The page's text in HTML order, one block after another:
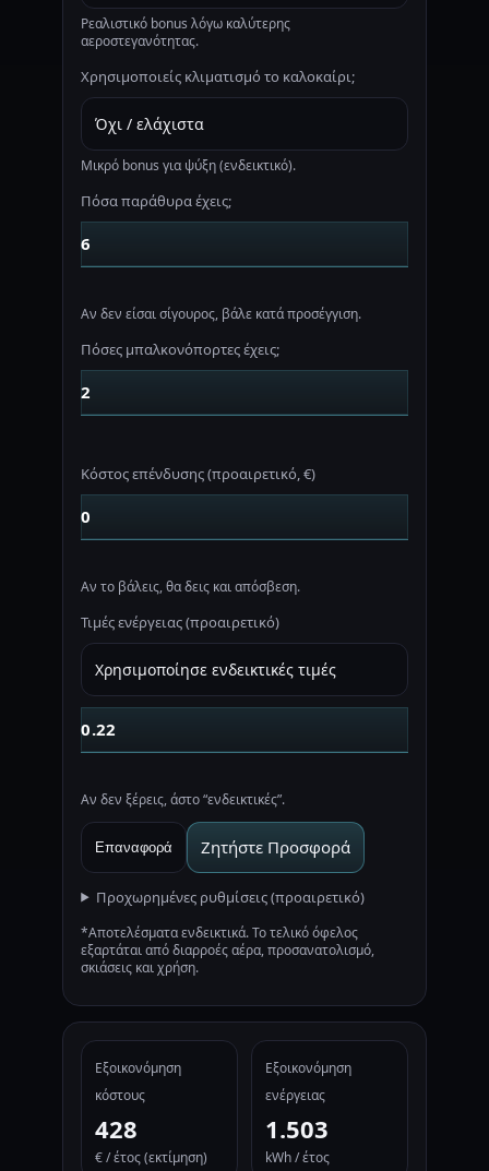
Ρεαλιστικό bonus λόγω καλύτερης
αεροστεγανότητας.
Χρησιμοποιείς κλιματισμό το καλοκαίρι;
Μικρό bonus για ψύξη (ενδεικτικό).
Πόσα παράθυρα έχεις;
Αν δεν είσαι σίγουρος, βάλε κατά προσέγγιση.
Πόσες μπαλκονόπορτες έχεις;
Κόστος επένδυσης (προαιρετικό, €)
Αν το βάλεις, θα δεις και απόσβεση.
Τιμές ενέργειας (προαιρετικό)
Αν δεν ξέρεις, άστο “ενδεικτικές”.
Επαναφορά Ζητήστε Προσφορά
Προχωρημένες ρυθμίσεις (προαιρετικό)
*Αποτελέσματα ενδεικτικά. Το τελικό όφελος
εξαρτάται από διαρροές αέρα, προσανατολισμό,
σκιάσεις και χρήση.
Εξοικονόμηση
κόστους
428
€ / έτος (εκτίμηση)
Εξοικονόμηση
ενέργειας
1.503
kWh / έτος